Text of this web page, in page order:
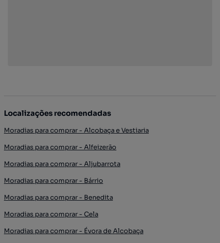
Localizações recomendadas
Moradias para comprar - Alcobaça e Vestiaria
Moradias para comprar - Alfeizerão
Moradias para comprar - Aljubarrota
Moradias para comprar - Bárrio
Moradias para comprar - Benedita
Moradias para comprar - Cela
Moradias para comprar - Évora de Alcobaça